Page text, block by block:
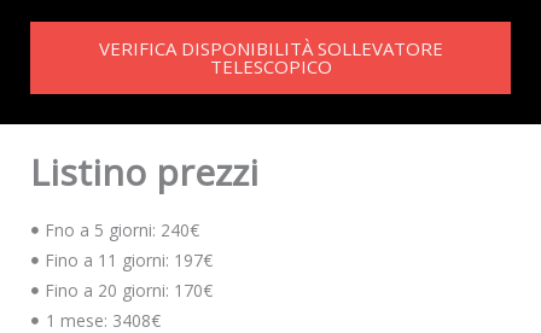
VERIFICA DISPONIBILITÀ SOLLEVATORE
TELESCOPICO
Listino prezzi
Fno a 5 giorni: 240€
Fino a 11 giorni: 197€
Fino a 20 giorni: 170€
1 mese: 3408€